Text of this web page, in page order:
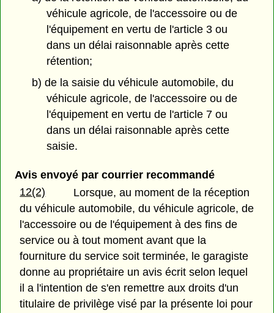
véhicule agricole, de l'accessoire ou de
l'équipement en vertu de l'article 3 ou
dans un délai raisonnable après cette
rétention;
b) de la saisie du véhicule automobile, du
véhicule agricole, de l'accessoire ou de
l'équipement en vertu de l'article 7 ou
dans un délai raisonnable après cette
saisie.
Avis envoyé par courrier recommandé
12(2)
Lorsque, au moment de la réception
du véhicule automobile, du véhicule agricole, de
l'accessoire ou de l'équipement à des fins de
service ou à tout moment avant que la
fourniture du service soit terminée, le garagiste
donne au propriétaire un avis écrit selon lequel
il a l'intention de s'en remettre aux droits d'un
titulaire de privilège visé par la présente loi pour